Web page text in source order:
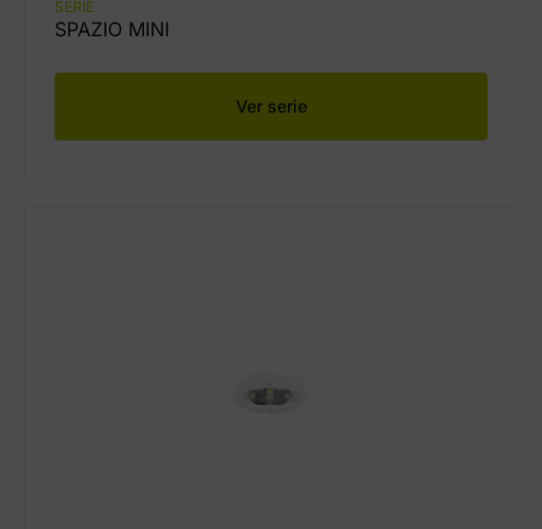
SERIE
SPAZIO MINI
Ver serie